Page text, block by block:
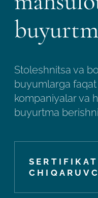
Stoleshnitsa va
buyumlarga
kompaniyalar va
buyurtma